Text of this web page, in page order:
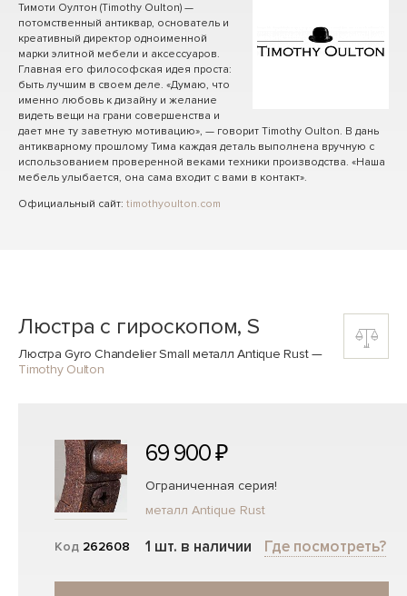
Тимоти Оултон (Timothy Oulton) —
потомственный антиквар, основатель и
креативный директор одноименной
марки элитной мебели и аксессуаров.
Главная его философская идея проста:
быть лучшим в своем деле. «Думаю, что
именно любовь к дизайну и желание
видеть вещи на грани совершенства и
дает мне ту заветную мотивацию», — говорит Timothy Oulton. В дань
антикварному прошлому Тима каждая деталь выполнена вручную с
использованием проверенной веками техники производства. «Наша
мебель улыбается, она сама входит с вами в контакт».
Официальный сайт: timothyoulton.com
Люстра с гироскопом, S
Люстра Gyro Chandelier Small металл Antique Rust—
Timothy Oulton
Код 262608
69 900 ₽
Ограниченная серия!
металл Antique Rust
1 шт. в наличии Где посмотреть?